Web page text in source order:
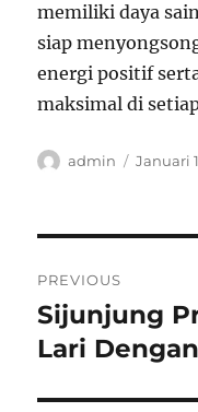
memiliki daya
siap
energi positif
maksimal di
Author
admin
Posted
Januari
pos
PREVIOUS
Previous
post:
Sijunjung
Lari